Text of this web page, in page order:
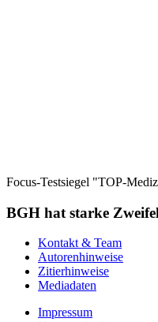
Focus-Testsiegel "TOP-
BGH hat starke
Kontakt & Team
Autorenhinweise
Zitierhinweise
Mediadaten
Impressum